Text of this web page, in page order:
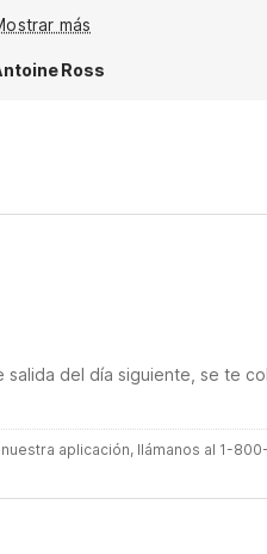
Adrianna your customer
más
Ross
del día siguiente, se te
aplicación, llámanos al 1-